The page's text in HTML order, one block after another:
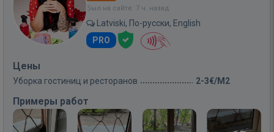
Был на сайте: 7 ч. назад
Latviski, По-русски, English
PRO
Цены
Уборка гостиниц и ресторанов 2-3€/M2
Примеры работ